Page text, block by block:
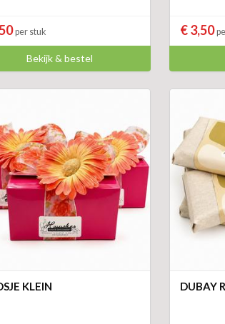
per stuk
Bekijk & bestel
€ 3,50
KLEIN DUBAY